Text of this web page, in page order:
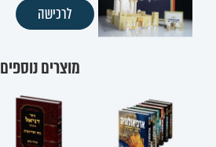
לרכישה
מוצרים נוספים